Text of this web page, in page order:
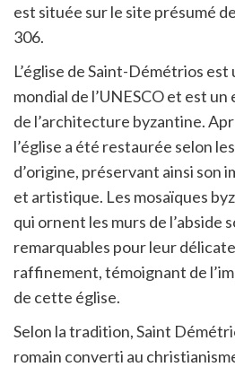
est située sur le site présumé
306.
L’église de Saint-Démétrios
mondial de l’UNESCO et est
de l’architecture byzantine.
l’église a été restaurée selon
d’origine, préservant ainsi son
et artistique. Les mosaïques
qui ornent les murs de
remarquables pour leur
raffinement, témoignant de
de cette église.
Selon la tradition, Saint
romain converti au